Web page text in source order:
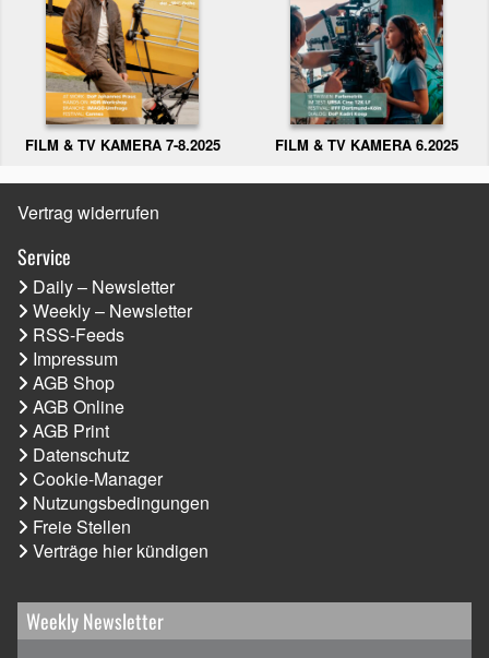
FILM & TV KAMERA 7-8.2025 FILM & TV KAMERA 6.2025
Vertrag widerrufen
Service
Daily – Newsletter
Weekly – Newsletter
RSS-Feeds
Impressum
AGB Shop
AGB Online
AGB Print
Datenschutz
Cookie-Manager
Nutzungsbedingungen
Freie Stellen
Verträge hier kündigen
Weekly Newsletter